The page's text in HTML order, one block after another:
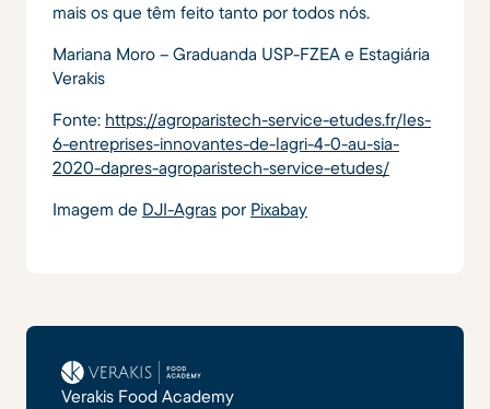
mais os que têm feito tanto por todos nós.
Mariana Moro – Graduanda USP-FZEA e Estagiária
Verakis
Fonte: https://agroparistech-service-etudes.fr/les-
6-entreprises-innovantes-de-lagri-4-0-au-sia-
2020-dapres-agroparistech-service-etudes/
Imagem de DJI-Agras por Pixabay
Verakis Food Academy